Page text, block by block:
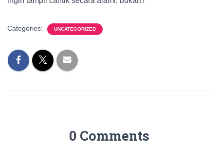
Categories: UNCATEGORIZED
0 Comments